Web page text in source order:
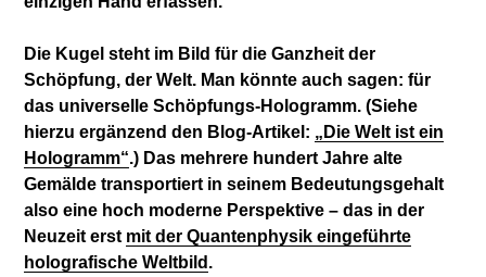
Die Kugel steht im Bild für die Ganzheit der
Schöpfung, der Welt. Man könnte auch sagen: für
das universelle Schöpfungs-Hologramm. (Siehe
hierzu ergänzend den Blog-Artikel: „Die Welt ist ein
Hologramm“.) Das mehrere hundert Jahre alte
Gemälde transportiert in seinem Bedeutungsgehalt
also eine hoch moderne Perspektive – das in der
Neuzeit erst mit der Quantenphysik eingeführte
holografische Weltbild .